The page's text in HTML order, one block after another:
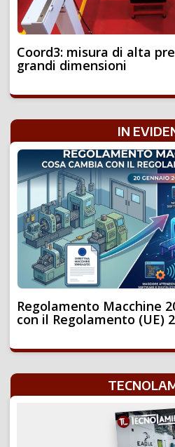
Coord3: misura di alta
grandi dimensioni
IN
Regolamento Macchine
con il Regolamento (UE)